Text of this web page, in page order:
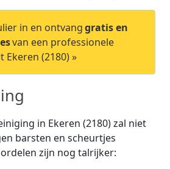
in en ontvanggratis en
van een professionele
(2180) »
in Ekeren (2180) zal niet
barsten en scheurtjes
zijn nog talrijker: